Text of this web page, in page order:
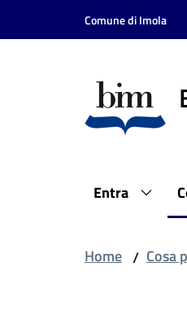
Vai al contenuto
Vai alla navigazione
Comune di Imola
Entra
Home / Cosa